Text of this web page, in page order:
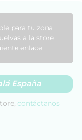
para tu zona
a la store
enlace:
España
contáctanos